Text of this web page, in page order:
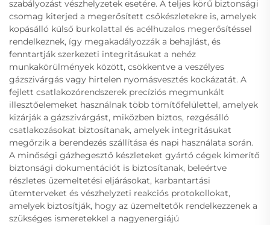
szabályozást vészhelyzetek esetére. A teljes körű biztonsági
csomag kiterjed a megerősített csőkészletekre is, amelyek
kopásálló külső burkolattal és acélhuzalos megerősítéssel
rendelkeznek, így megakadályozzák a behajlást, és
fenntartják szerkezeti integritásukat a nehéz
munkakörülmények között, csökkentve a veszélyes
gázszivárgás vagy hirtelen nyomásvesztés kockázatát. A
fejlett csatlakozórendszerek precíziós megmunkált
illesztőelemeket használnak több tömítőfelülettel, amelyek
kizárják a gázszivárgást, miközben biztos, rezgésálló
csatlakozásokat biztosítanak, amelyek integritásukat
megőrzik a berendezés szállítása és napi használata során.
A minőségi gázhegesztő készleteket gyártó cégek kimerítő
biztonsági dokumentációt is biztosítanak, beleértve
részletes üzemeltetési eljárásokat, karbantartási
ütemterveket és vészhelyzeti reakciós protokollokat,
amelyek biztosítják, hogy az üzemeltetők rendelkezzenek a
szükséges ismeretekkel a nagyenergiájú